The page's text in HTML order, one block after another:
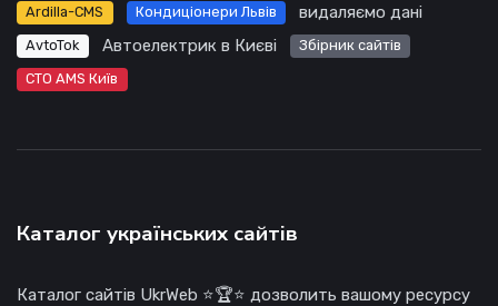
Ardilla-CMS Кондиціонери Львів видаляємо дані
AvtoTok Автоелектрик в Києві
Збірник сайтів
СТО AMS Київ
Каталог українських сайтів
Каталог сайтів UkrWeb ⭐🏆⭐ дозволить вашому ресурсу